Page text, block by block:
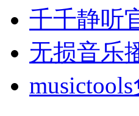
千千静听
无损音乐